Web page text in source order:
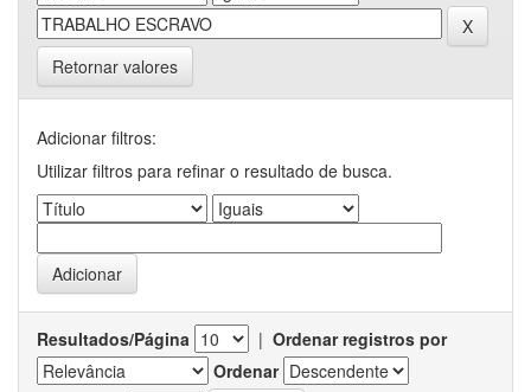
Retornar valores
Adicionar filtros:
Utilizar filtros para refinar o resultado de busca.
Resultados/Página | Ordenar registros por
Ordenar